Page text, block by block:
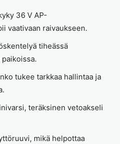
36 V AP-
vaativaan raivaukseen.
tiheässä
tukee tarkkaa hallintaa ja
teräksinen vetoakseli
mikä helpottaa